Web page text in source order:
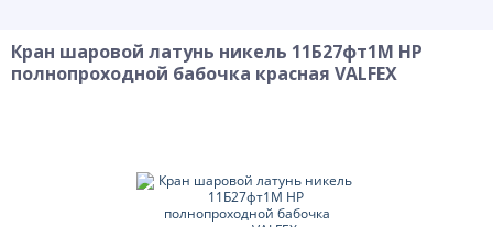
Кран шаровой латунь никель 11Б27фт1М НР
полнопроходной бабочка красная VALFEX